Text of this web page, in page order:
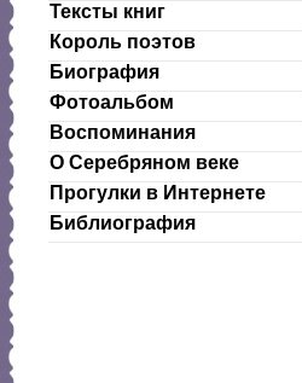
Тексты книг
Король поэтов
Биография
Фотоальбом
Воспоминания
О Серебряном веке
Прогулки в Интернете
Библиография